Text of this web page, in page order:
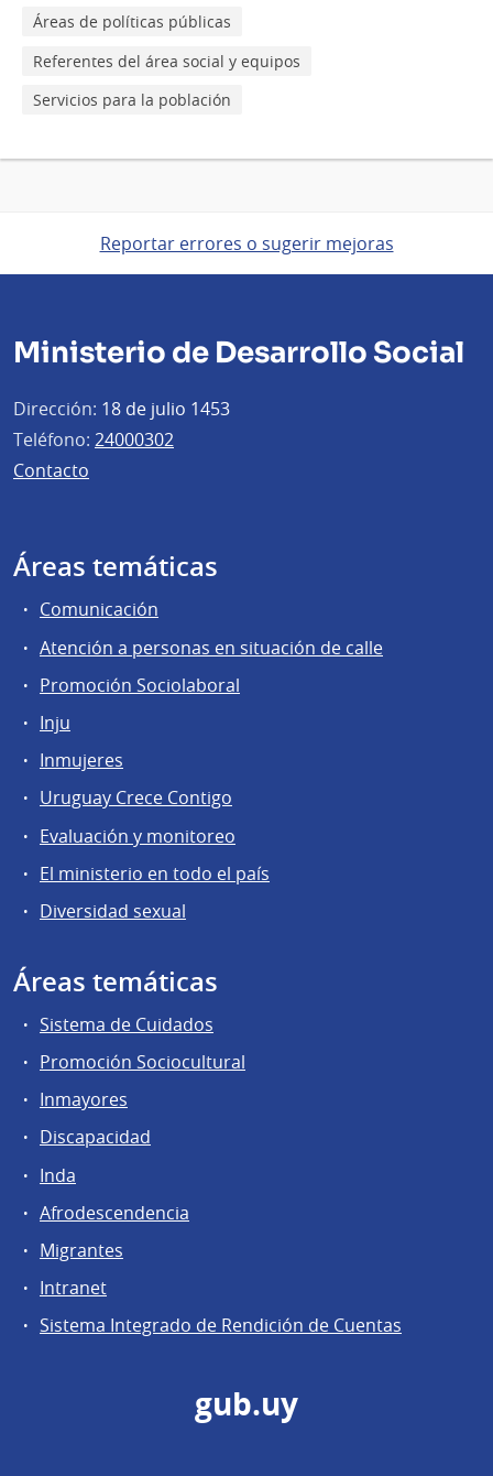
Áreas de políticas públicas
Referentes del área social y equipos
Servicios para la población
Reportar errores o sugerir mejoras
Ministerio de Desarrollo Social
Dirección: 18 de julio 1453
Teléfono: 24000302
Contacto
Áreas temáticas
Comunicación
Atención a personas en situación de calle
Promoción Sociolaboral
Inju
Inmujeres
Uruguay Crece Contigo
Evaluación y monitoreo
El ministerio en todo el país
Diversidad sexual
Áreas temáticas
Sistema de Cuidados
Promoción Sociocultural
Inmayores
Discapacidad
Inda
Afrodescendencia
Migrantes
Intranet
Sistema Integrado de Rendición de Cuentas
gub.uy